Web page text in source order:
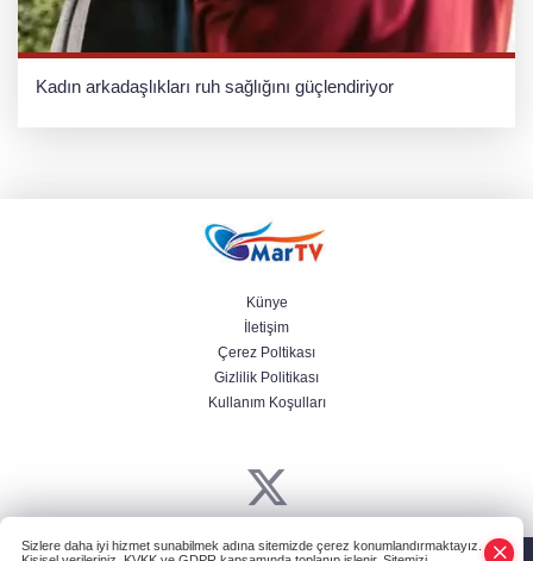
Kadın arkadaşlıkları ruh sağlığını güçlendiriyor
Künye
İletişim
Çerez Poltikası
Gizlilik Politikası
Kullanım Koşulları
Powered byHABER YAZILIMIve TURKTICARET.NET projesidir Copyright©
Sizlere daha iyi hizmet sunabilmek adına sitemizde çerez konumlandırmaktayız.